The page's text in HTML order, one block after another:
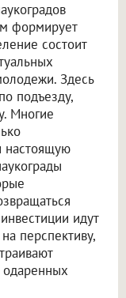
формирует
состоит
Здесь
подъезду,
Многие
настоящую
идут
перспективу,
одаренных